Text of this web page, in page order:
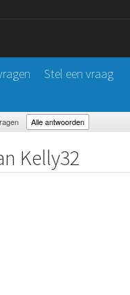
Stel een vraag
Alle antwoorden
Kelly32